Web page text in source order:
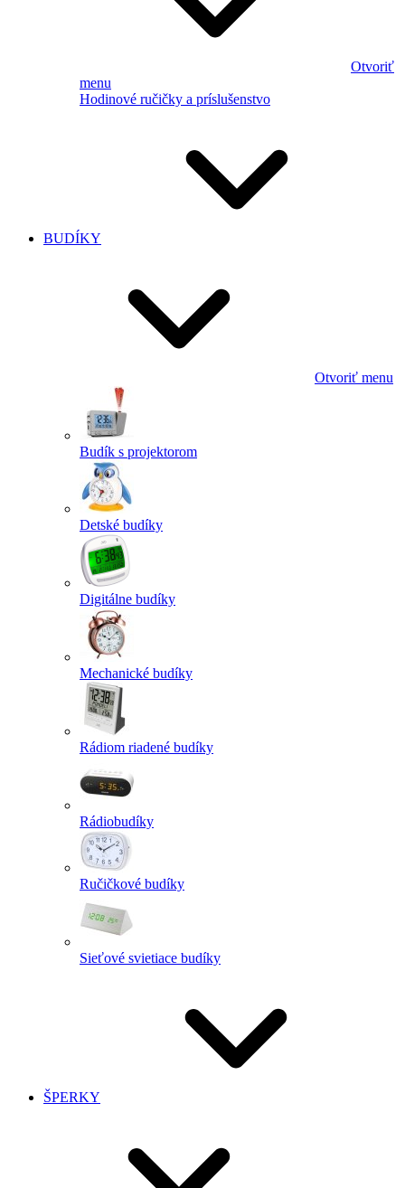
Otvoriť
menu
Hodinové ručičky a príslušenstvo
BUDÍKY
Otvoriť menu
Budík s projektorom
Detské budíky
Digitálne budíky
Mechanické budíky
Rádiom riadené budíky
Rádiobudíky
Ručičkové budíky
Sieťové svietiace budíky
ŠPERKY